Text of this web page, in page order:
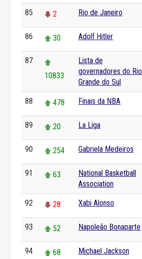
85 2 Rio de Janeiro
86 30 Adolf Hitler
87
10833
Lista de
governadores do Rio
Grande do Sul
88 478 Finais da NBA
89 20 La Liga
90 254 Gabriela Medeiros
91 63
National Basketball
Association
92 28 Xabi Alonso
93 52 Napoleão Bonaparte
94 68 Michael Jackson